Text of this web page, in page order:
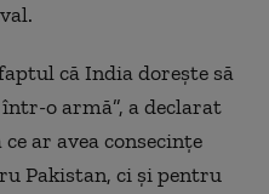
că India doreşte să
o armă”, a declarat
ar avea consecinţe
Pakistan, ci şi pentru